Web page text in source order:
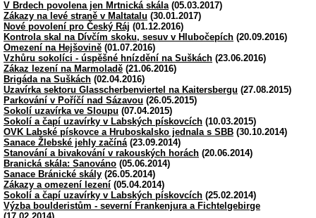
V Brdech povolena jen Mrtnická skála (05.03.2017)
Zákazy na levé straně v Maltatalu (30.01.2017)
Nové povolení pro Český Ráj (01.12.2016)
Kontrola skal na Dívčím skoku, sesuv v Hlubočepích (20.09.2016)
Omezení na Hejšovině (01.07.2016)
Vzhůru sokolíci - úspěšné hnízdění na Suškách (23.06.2016)
Zákaz lezení na Marmoladě (21.06.2016)
Brigáda na Suškách (02.04.2016)
Uzavírka sektoru Glasscherbenviertel na Kaitersbergu (27.08.2015)
Parkování v Poříčí nad Sázavou (26.05.2015)
Sokolí uzavírka ve Sloupu (07.04.2015)
Sokolí a čapí uzavírky v Labských pískovcích (10.03.2015)
OVK Labské pískovce a Hruboskalsko jednala s SBB (30.10.2014)
Sanace Žlebské jehly začíná (23.09.2014)
Stanování a bivakování v rakouských horách (20.06.2014)
Branická skála: Sanováno (05.06.2014)
Sanace Bránické skály (26.05.2014)
Zákazy a omezení lezení (05.04.2014)
Sokolí a čapí uzavírky v Labských pískovcích (25.02.2014)
Výzba boulderistům - severní Frankenjura a Fichtelgebirge